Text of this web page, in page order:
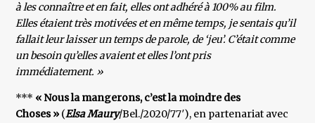
à les connaître et en fait, elles ont adhéré à 100% au film.
Elles étaient très motivées et en même temps, je sentais qu’il
fallait leur laisser un temps de parole, de ‘jeu’. C’était comme
un besoin qu’elles avaient et elles l’ont pris
immédiatement. »
*** « Nous la mangerons, c’est la moindre des
Choses » (Elsa Maury/Bel./2020/77′), en partenariat avec